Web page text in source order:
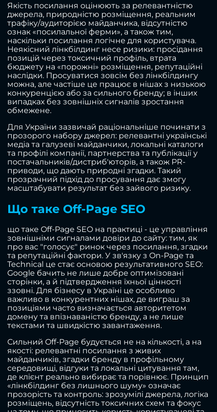
Якість посилання оцінюють за релевантністю
джерела, природністю розміщення, реальним
трафіку/аудиторією майданчика, відсутністю
ознак «посилальної ферми», а також тим,
наскільки посилання логічне для користувача.
Неякісний лінкбілдинг несе ризики: просідання
позицій через токсичний профіль, втрата
бюджету на «порожні» розміщення, репутаційні
наслідки. Просуватися зовсім без лінкбілдингу
можна, але частіше це працює в нішах з низькою
конкуренцією або за сильного бренду; в інших
випадках без зовнішніх сигналів зростання
обмежене.
Для України зазвичай раціональніше починати з
прозорого набору джерел: релевантні українські
медіа та галузеві майданчики, локальні каталоги
та профілі компанії, партнерства та публікації у
постачальників/дистриб'юторів, а також PR-
приводи, що дають природні згадки. Такий
прозрачний підхід до просування дає змогу
масштабувати результат без зайвого ризику.
Що таке Off-Page SEO
що таке Off-Page SEO на практиці - це управління
зовнішніми сигналами довіри до сайту: тим, як
про вас "голосує" ринок через посилання, згадки
та репутаційні фактори. У зв'язку з On-Page та
Technical це стає основою результативного SEO:
Google бачить не лише добре оптимізовані
сторінки, а й підтвердження їхньої цінності
ззовні. Для бізнесу в Україні це особливо
важливо в конкурентних нішах, де виграш за
позиціями часто визначається авторитетом
домену та впізнаваністю бренду, а не лише
текстами та швидкістю завантаження.
Сильний Off-Page будується не на кількості, а на
якості: релевантні посилання з живих
майданчиків, згадки бренду в профільному
середовищі, відгуки та локальні цитування там,
де клієнт реально вибирає та порівнює. Принцип
«лінкбілдинг без лишнього шуму» означає
прозорість та контроль: зрозумілі джерела, логіка
розміщень, відсутність токсичних схем та фокус